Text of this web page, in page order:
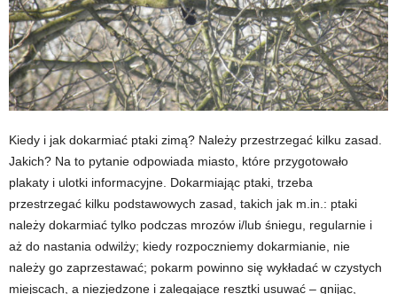
Kiedy i jak dokarmiać ptaki zimą? Należy przestrzegać kilku zasad.
Jakich? Na to pytanie odpowiada miasto, które przygotowało
plakaty i ulotki informacyjne. Dokarmiając ptaki, trzeba
przestrzegać kilku podstawowych zasad, takich jak m.in.: ptaki
należy dokarmiać tylko podczas mrozów i/lub śniegu, regularnie i
aż do nastania odwilży; kiedy rozpoczniemy dokarmianie, nie
należy go zaprzestawać; pokarm powinno się wykładać w czystych
miejscach, a niezjedzone i zalegające resztki usuwać – gnijąc,